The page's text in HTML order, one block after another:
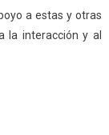
a estas y otras
la interacción y al